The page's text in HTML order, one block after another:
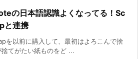
の日本語認識よくなってる！Sc
と連携
を以前に購入して、最初はよろこんで捨
てがたい紙ものをど ...